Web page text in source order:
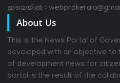
ഇമെയിൽ :
About Us
This is the News Portal of
developed with an objective to
of development news for
portal is the result of the